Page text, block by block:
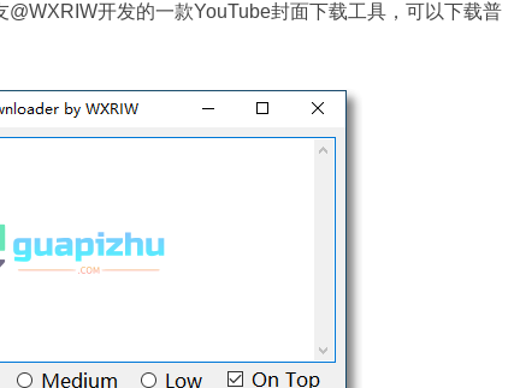
@WXRIW开发的一款YouTube封面下载工具，可以下载普